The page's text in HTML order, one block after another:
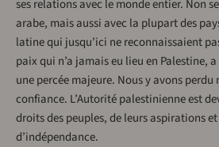
ses relations avec le monde entier. Non
arabe, mais aussi avec la plupart des
latine qui jusqu’ici ne reconnaissaient
paix qui n’a jamais eu lieu en Palestine,
une percée majeure. Nous y avons
confiance. L’Autorité palestinienne est
droits des peuples, de leurs aspirations
d’indépendance.